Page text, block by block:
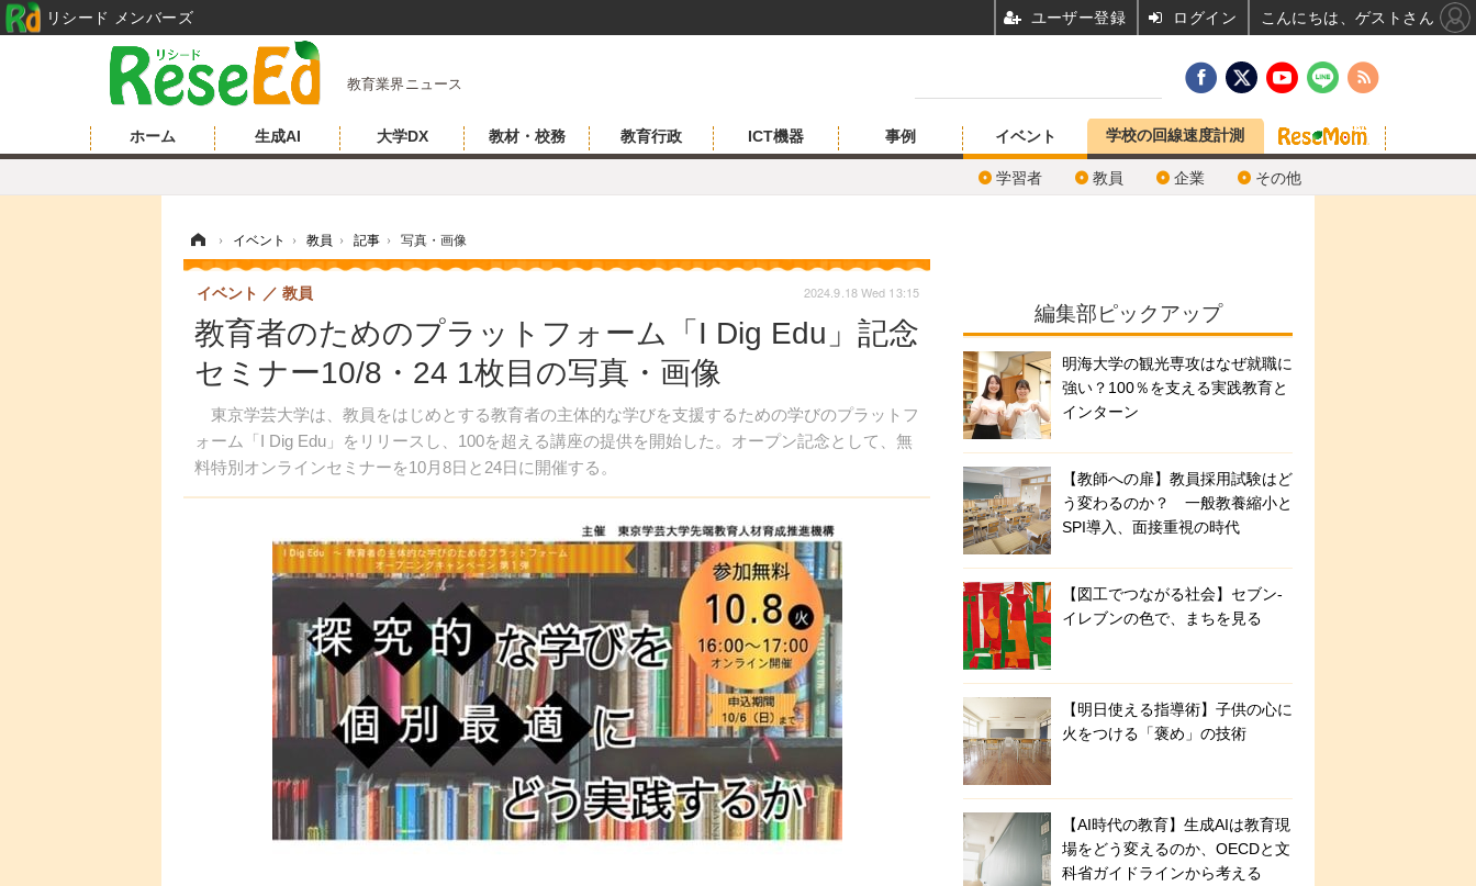
教育業界ニュース
ホーム 生成AI 大学DX 教材・校務 教育行政 ICT機器 事例 イベント
学習者 教員 企業 その他
学校の回線速度計測
› イベント › 教員 › 記事 › 写真・画像
教育者のためのプラットフォーム「I Dig Edu」記念
セミナー10/8・24 1枚目の写真・画像
東京学芸大学は、教員をはじめとする教育者の主体的な学びを支援するための学びのプラットフ
ォーム「I Dig Edu」をリリースし、100を超える講座の提供を開始した。オープン記念として、無
料特別オンラインセミナーを10月8日と24日に開催する。
イベント 教員 2024.9.18 Wed 13:15
編集部ピックアップ
明海大学の観光専攻はなぜ就職に
強い？100％を支える実践教育と
インターン
【教師への扉】教員採用試験はど
う変わるのか？ 一般教養縮小と
SPI導入、面接重視の時代
【図工でつながる社会】セブン‐
イレブンの色で、まちを見る
【明日使える指導術】子供の心に
火をつける「褒め」の技術
【AI時代の教育】生成AIは教育現
場をどう変えるのか、OECDと文
科省ガイドラインから考える
リシード メンバーズ ユーザー登録 ログイン こんにちは、ゲストさん